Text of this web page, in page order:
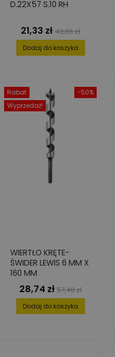
D.22X57 S.10 RH
Cena
21,33 zł Cena
podstawowa
42,66 zł
Dodaj do koszyka
-50%
Rabat
Wyprzedaż!
WIERTŁO KRĘTE-
ŚWIDER LEWIS 6 MM X
160 MM
Cena
28,74 zł Cena
podstawowa
57,48 zł
Dodaj do koszyka